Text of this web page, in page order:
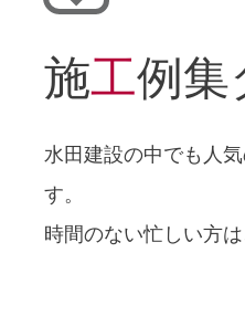
施工例集
水田建設の中でも人
す。
時間のない忙しい方